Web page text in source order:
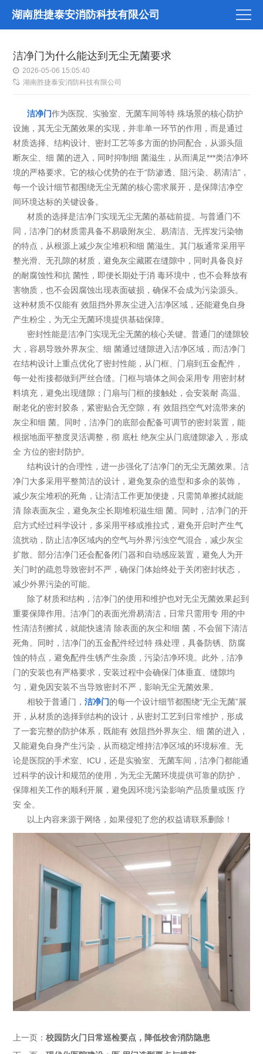
湖南胜捷泰安消防科技有限公司
洁净门为什么能达到无尘无菌要求
2026-05-06 15:05:40
湖南胜捷泰安消防科技有限公司
洁净门作为医院、实验室、无菌车间等特 殊场景的核心防护
设施，其无尘无菌效果的实现，并非单一环节的作用，而是通过
材质选择、结构设计、密封工艺等多方面的协同配合，从源头阻
断灰尘、细 菌的进入，同时抑制细 菌滋生，从而满足***类洁净环
境的严格要求。它的核心优势的在于“防渗透、阻污染、易清洁”，
每一个设计细节都围绕无尘无菌的核心需求展开，是保障洁净空
间环境达标的关键设备。
材质的选择是洁净门实现无尘无菌的基础前提。与普通门不
同，洁净门的材质需具备不易吸附灰尘、易清洁、无挥发污染物
的特点，从根源上减少灰尘堆积和细 菌滋生。其门板通常采用平
整光滑、无孔隙的材质，避免灰尘藏匿在缝隙中，同时具备良好
的耐腐蚀性和抗 菌性，即便长期处于消 毒环境中，也不会释放有
害物质，也不会因腐蚀出现表面破损，确保不会成为污染源头。
这种材质不仅能有 效阻挡外界灰尘进入洁净区域，还能避免自身
产生粉尘，为无尘无菌环境提供基础保障。
密封性能是洁净门实现无尘无菌的核心关键。普通门的缝隙较
大，容易导致外界灰尘、细 菌通过缝隙进入洁净区域，而洁净门
在结构设计上重点优化了密封性能，从门框、门扇到五金配件，
每一处衔接都做到严丝合缝。门框与墙体之间会采用专 用密封材
料填充，避免出现缝隙；门扇与门框的接触处，会安装耐 高温、
耐老化的密封胶条，紧密贴合无空隙，有 效阻挡空气对流带来的
灰尘和细 菌。同时，洁净门的底部会配备可调节的密封装置，能
根据地面平整度灵活调整，彻 底杜 绝灰尘从门底缝隙渗入，形成
全 方位的密封防护。
结构设计的合理性，进一步强化了洁净门的无尘无菌效果。洁
净门大多采用平整简洁的设计，避免复杂的造型和多余的装饰，
减少灰尘堆积的死角，让清洁工作更加便捷，只需简单擦拭就能
清 除表面灰尘，避免灰尘长期堆积滋生细 菌。同时，洁净门的开
启方式经过科学设计，多采用平移或推拉式，避免开启时产生气
流扰动，防止洁净区域内的空气与外界污浊空气混合，减少灰尘
扩散。部分洁净门还会配备闭门器和自动感应装置，避免人为开
关门时的疏忽导致密封不严，确保门体始终处于关闭密封状态，
减少外界污染的可能。
除了材质和结构，洁净门的使用和维护也对无尘无菌效果起到
重要保障作用。洁净门的表面光滑易清洁，日常只需用专 用的中
性清洁剂擦拭，就能快速清 除表面的灰尘和细 菌，不会留下清洁
死角。同时，洁净门的五金配件经过特 殊处理，具备防锈、防腐
蚀的特点，避免配件生锈产生杂质，污染洁净环境。此外，洁净
门的安装也有严格要求，安装过程中会确保门体垂直、缝隙均
匀，避免因安装不当导致密封不严，影响无尘无菌效果。
相较于普通门，洁净门的每一个设计细节都围绕“无尘无菌”展
开，从材质的选择到结构的设计，从密封工艺到日常维护，形成
了一套完整的防护体系，既能有 效阻挡外界灰尘、细 菌的进入，
又能避免自身产生污染，从而稳定维持洁净区域的环境标准。无
论是医院的手术室、ICU，还是实验室、无菌车间，洁净门都能通
过科学的设计和规范的使用，为无尘无菌环境提供可靠的防护，
保障相关工作的顺利开展，避免因环境污染影响产品质量或医 疗
安 全。
以上内容来源于网络，如果侵犯了您的权益请联系删除！
上一页：校园防火门日常巡检要点，降低校舍消防隐患